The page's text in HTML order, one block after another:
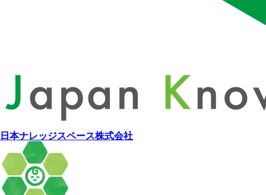
日本ナレッジスペース株式会社